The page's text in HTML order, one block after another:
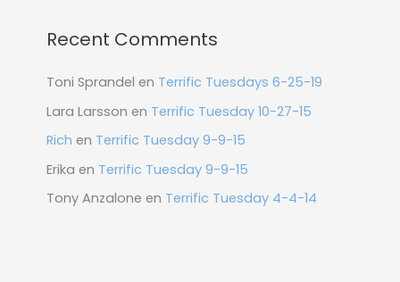
Recent Comments
Toni Sprandel en Terrific Tuesdays 6-25-19
Lara Larsson en Terrific Tuesday 10-27-15
Rich en Terrific Tuesday 9-9-15
Erika en Terrific Tuesday 9-9-15
Tony Anzalone en Terrific Tuesday 4-4-14